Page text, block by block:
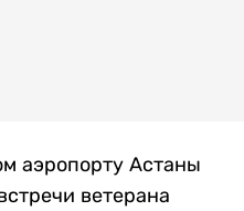
аэропорту Астаны
ветерана